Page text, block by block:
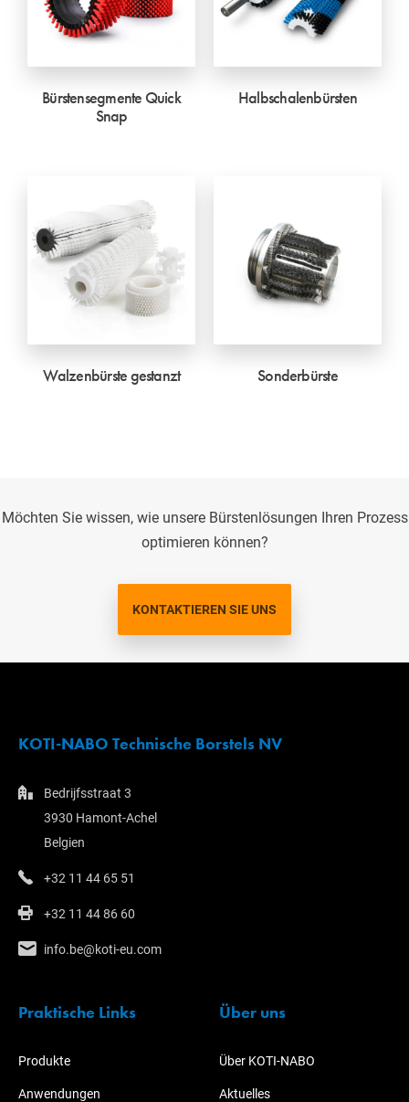
Bürstensegmente Quick
Snap
Halbschalenbürsten
Walzenbürste gestanzt Sonderbürste
Möchten Sie wissen, wie unsere Bürstenlösungen Ihren Prozess
optimieren können?
KONTAKTIEREN SIE UNS
KOTI-NABO Technische Borstels NV
Bedrijfsstraat 3
3930 Hamont-Achel
Belgien
+32 11 44 65 51
+32 11 44 86 60
info.be@koti-eu.com
Praktische Links
Produkte
Anwendungen
Über uns
Über KOTI-NABO
Aktuelles